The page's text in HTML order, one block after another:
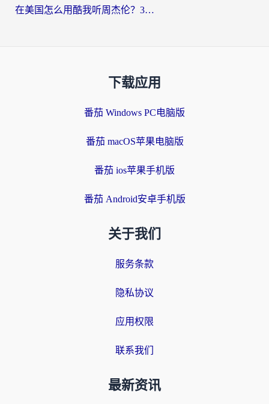
在美国怎么用酷我听周杰伦？3步搞定海外听歌难题
下载应用
番茄 Windows PC电脑版
番茄 macOS苹果电脑版
番茄 ios苹果手机版
番茄 Android安卓手机版
关于我们
服务条款
隐私协议
应用权限
联系我们
最新资讯